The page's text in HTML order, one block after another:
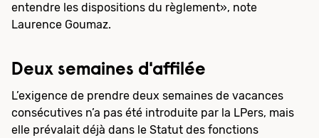
entendre les dispositions du règlement», note
Laurence Goumaz.
Deux semaines d'affilée
L’exigence de prendre deux semaines de vacances
consécutives n’a pas été introduite par la LPers, mais
elle prévalait déjà dans le Statut des fonctions